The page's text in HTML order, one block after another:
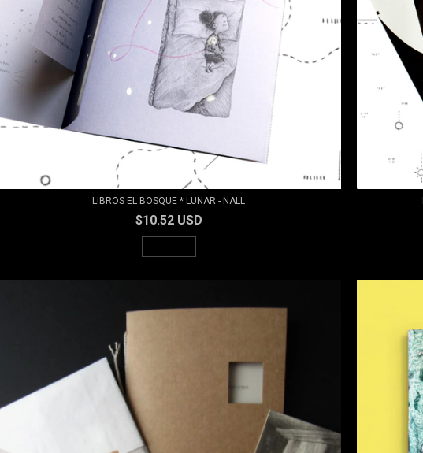
LIBROS EL BOSQUE * LUNAR - NALL
$10.52 USD